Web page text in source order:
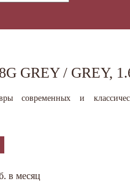
GREY / GREY,
современных и
в месяц